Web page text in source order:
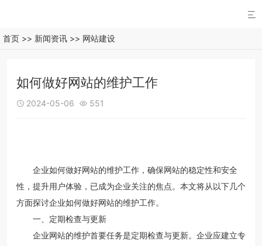

首页 >> 新闻资讯 >> 网站建设
如何做好网站的维护工作
 2024-05-06  551
企业如何做好网站的维护工作，确保网站的稳定性和安全
性，提升用户体验，已成为企业关注的焦点。本文将从以下几个
方面探讨企业如何做好网站的维护工作。
一、定期检查与更新
企业网站的维护首要任务是定期检查与更新。企业应建立专